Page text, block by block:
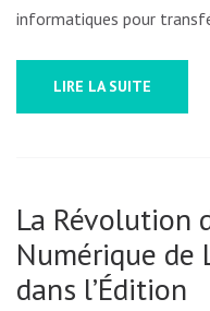
informatiques pour
LIRE LA SUITE
La Révolution
Numérique
dans l’Édition